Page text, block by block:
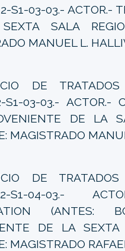
S1-03-03.- ACTOR.-
SALA
MANUEL L.
DE TRATADOS
03-03.- ACTOR.-
DE LA
MAGISTRADO
DE TRATADOS
S1-04-03.-
(ANTES:
DE LA SEXTA
MAGISTRADO